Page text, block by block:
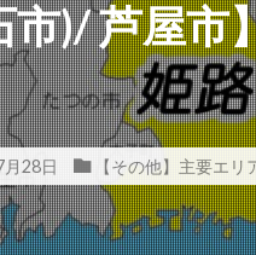
市)/ 芦屋市
28日 【その他】主要エ